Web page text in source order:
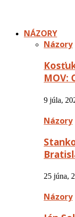
NÁZORY
Názory
MOV:
9 júla,
Názory
25 júna,
Názory